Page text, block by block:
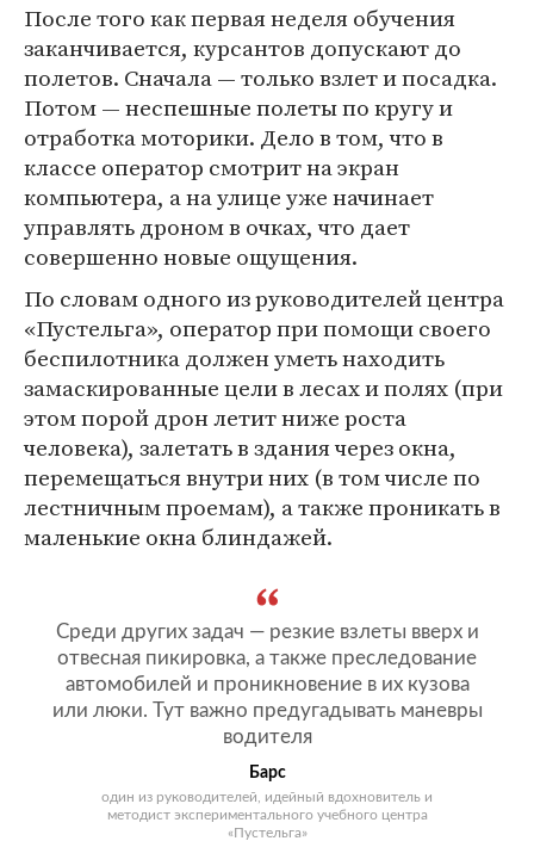
После того как первая неделя обучения
заканчивается, курсантов допускают до
полетов. Сначала — только взлет и посадка.
Потом — неспешные полеты по кругу и
отработка моторики. Дело в том, что в
классе оператор смотрит на экран
компьютера, а на улице уже начинает
управлять дроном в очках, что дает
совершенно новые ощущения.
По словам одного из руководителей центра
«Пустельга», оператор при помощи своего
беспилотника должен уметь находить
замаскированные цели в лесах и полях (при
этом порой дрон летит ниже роста
человека), залетать в здания через окна,
перемещаться внутри них (в том числе по
лестничным проемам), а также проникать в
маленькие окна блиндажей.
Среди других задач — резкие взлеты вверх и
отвесная пикировка, а также преследование
автомобилей и проникновение в их кузова
или люки. Тут важно предугадывать маневры
водителя
Барс
один из руководителей, идейный вдохновитель и
методист экспериментального учебного центра
«Пустельга»